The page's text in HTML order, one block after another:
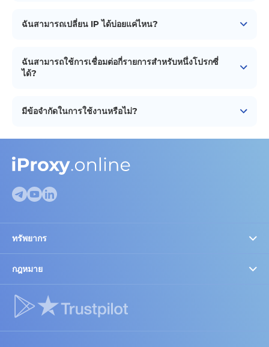
อุปกรณ์ Android ของคุณ
ตำแหน่งทางภูมิศาสตร์จะเหมือนกับตำแหน่งจริงของอุปกรณ์
ติดต่อผู้ขายที่เชื่อถือได้ของเรา
ฉันสามารถเปลี่ยน IP ได้บ่อยแค่ไหน?
อินเทอร์เน็ตและการตั้งค่าเครือข่ายของคุณ บริการของเราให้
วิธีการหมุนเวียนที่อยู่ IP หลายวิธี, ดังนั้นคุณสามารถใช้
วิธีการ
ฉันสามารถใช้การเชื่อมต่อกี่รายการสำหรับหนึ่งโปรกซี่
ได้?
1 อุปกรณ์ อย่างไรก็ตามสำหรับการดำเนินการพร้อมกันเช่น
มีข้อจำกัดในการใช้งานหรือไม่?
ปริมาณการรับส่งข้อมูลไม่จำกัด (สำคัญสำหรับวิดีโอ) และการ
หมุนเวียน IP
ทรัพยากร
ตรวจสอบพร็อกซี
FAQ
บล็อก
พันธมิตรและส่วนลด
อุปกรณ์แนะนำ
กฎหมาย
การตั้งค่าคุกกี้
ความเชื่อมั่นและกฎหมาย